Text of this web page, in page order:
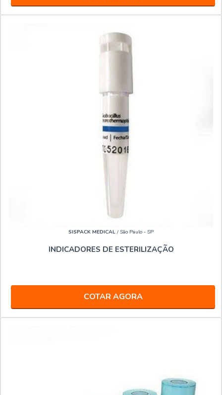
SISPACK MEDICAL / São Paulo - SP
INDICADORES DE ESTERILIZAÇÃO
COTAR AGORA